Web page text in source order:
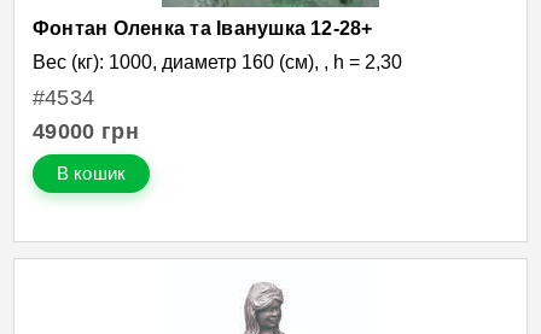
Фонтан Оленка та Іванушка 12-28+
Вес (кг): 1000, диаметр 160 (см), , h = 2,30
#4534
49000 грн
В кошик